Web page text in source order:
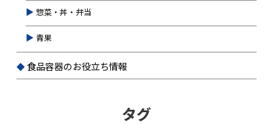
惣菜・丼・弁当
青果
食品容器のお役立ち情報
タグ